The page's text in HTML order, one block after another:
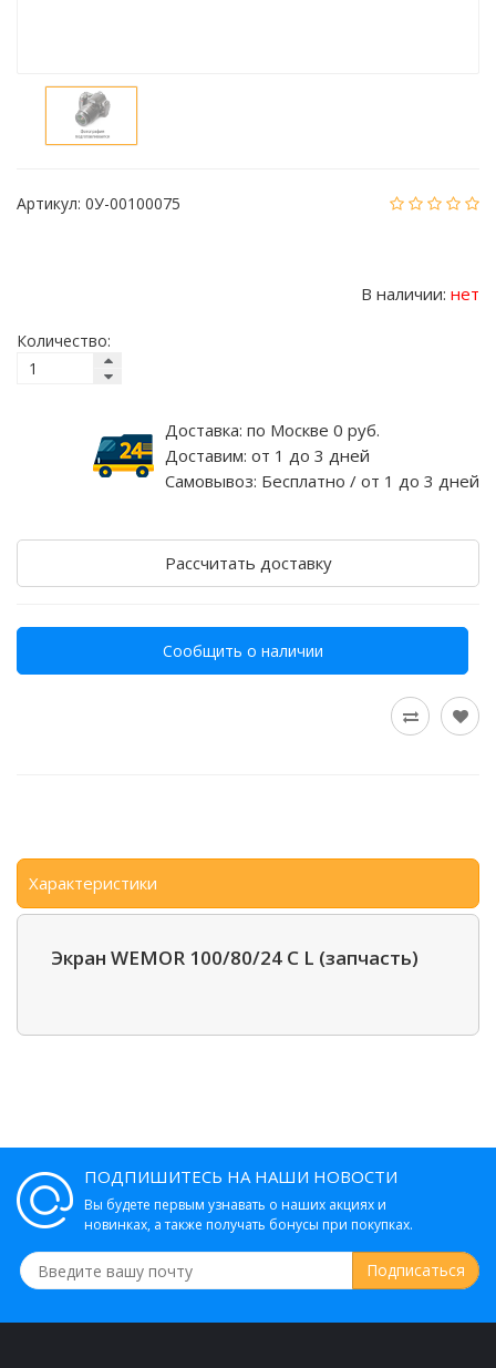
Артикул: 0У-00100075
В наличии: нет
Количество:
Доставка: по Москве 0 руб.
Доставим: от 1 до 3 дней
Самовывоз: Бесплатно / от 1 до 3 дней
Рассчитать доставку
Сообщить о наличии
Характеристики
Экран WEMOR 100/80/24 C L (запчасть)
ПОДПИШИТЕСЬ НА НАШИ НОВОСТИ
Вы будете первым узнавать о наших акциях и
новинках, а также получать бонусы при покупках.